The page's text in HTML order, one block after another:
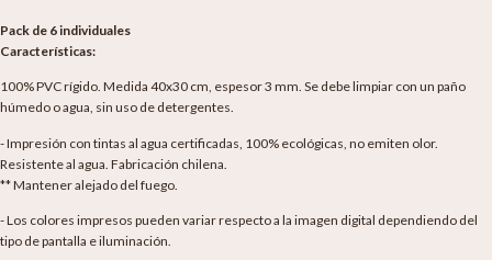
Pack de 6 individuales
Características:
100% PVC rígido. Medida 40x30 cm, espesor 3 mm. Se debe limpiar con un paño
húmedo o agua, sin uso de detergentes.
- Impresión con tintas al agua certificadas, 100% ecológicas, no emiten olor.
Resistente al agua. Fabricación chilena.
** Mantener alejado del fuego.
- Los colores impresos pueden variar respecto a la imagen digital dependiendo del
tipo de pantalla e iluminación.